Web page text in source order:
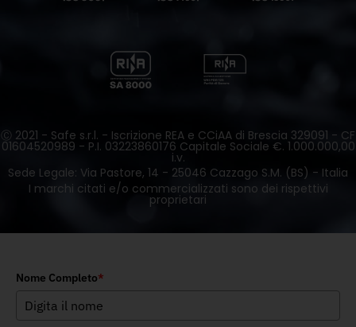
Ⓒ 2021 - Safe s.r.l. - Iscrizione REA e CCiAA di Brescia 329091 - CF
01604520989 - P.I. 03223860176 Capitale Sociale €. 1.000.000,00
i.v.
Sede Legale: Via Pastore, 14 - 25046 Cazzago S.M. (BS) - Italia
I marchi citati e/o commercializzati sono dei rispettivi
proprietari
Nome Completo*